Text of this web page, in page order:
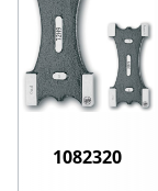
1082320